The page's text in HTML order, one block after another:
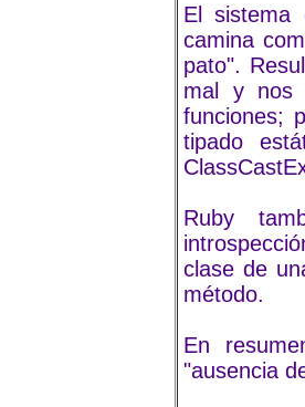
El sistema
camina
pato".
mal y nos
funciones;
tipado
Ruby
clase de
método.
En
"ausencia